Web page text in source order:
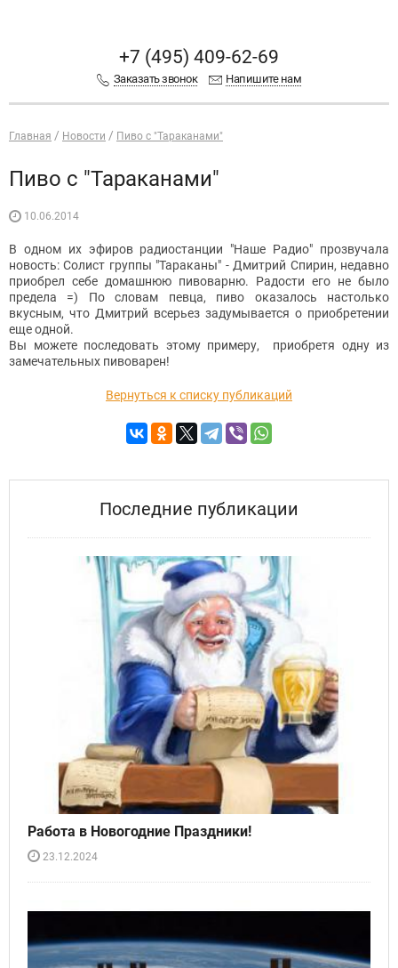
+7 (495) 409-62-69
Заказать звонок Напишите нам
Главная Новости Пиво с "Тараканами"
Пиво с "Тараканами"
10.06.2014
В одном их эфиров радиостанции "Наше Радио" прозвучала
новость: Солист группы "Тараканы" - Дмитрий Спирин, недавно
приобрел себе домашнюю пивоварню. Радости его не было
предела =) По словам певца, пиво оказалось настолько
вкусным, что Дмитрий всерьез задумывается о приобретении
еще одной.
Вы можете последовать этому примеру, приобретя одну из
замечательных пивоварен!
Вернуться к списку публикаций
Последние публикации
Работа в Новогодние Праздники!
23.12.2024